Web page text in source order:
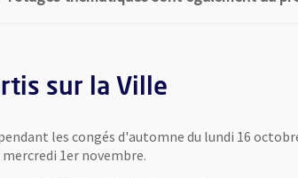
sur la Ville
les congés d'automne du lundi 16
1er novembre.